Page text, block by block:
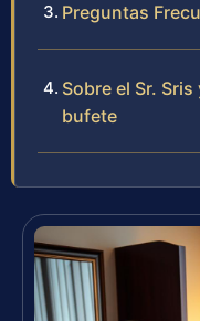
Preguntas
Sobre el Sr.
bufete